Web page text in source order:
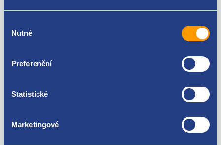
souhlasu
Nutné
Preferenční
Statistické
Marketingové